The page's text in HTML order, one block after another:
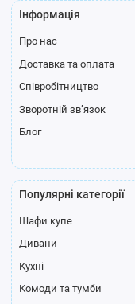
Інформація
Про нас
Доставка та оплата
Співробітництво
Зворотній зв’язок
Блог
Популярні категорії
Шафи купе
Дивани
Кухні
Комоди та тумби